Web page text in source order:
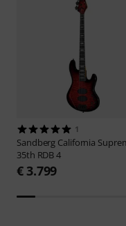
1
Sandberg California
35th RDB 4
€ 3.799